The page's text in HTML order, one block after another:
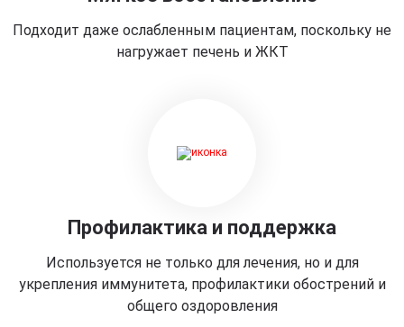
Подходит даже ослабленным пациентам, поскольку не
нагружает печень и ЖКТ
Профилактика и поддержка
Используется не только для лечения, но и для
укрепления иммунитета, профилактики обострений и
общего оздоровления